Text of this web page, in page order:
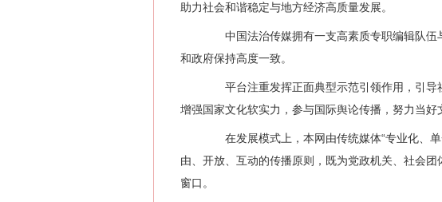
助力社会和谐稳定与地方经济高质量发展。
中国法治传媒拥有一支高素质专职编辑队伍
和政府保持高度一致。
平台注重发挥正面典型示范引领作用，引导
增强国家文化软实力，参与国际舆论传播，努力当好
在发展模式上，本网由传统媒体“专业化、单
由、开放、互动的传播原则，既为党政机关、社会
窗口。